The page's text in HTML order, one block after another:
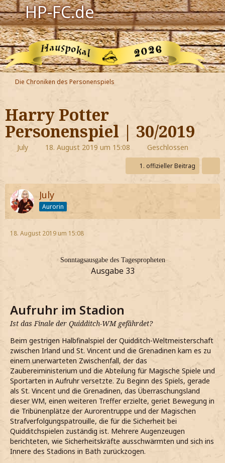
HP-FC.de
Navigation
Harry Potter
Der HP-FC
Hogwarts
Zauberwelt
Willkommen
Jetzt Fanclub-Mitglied werden!
Die Chroniken des Personenspiels
Harry Potter
Personenspiel | 30/2019
July 18. August 2019 um 15:08 Geschlossen
1. offizieller Beitrag
July
Aurorin
18. August 2019 um 15:08
Sonntagsausgabe des Tagespropheten
Ausgabe 33
Aufruhr im Stadion
Ist das Finale der Quidditch-WM gefährdet?
Beim gestrigen Halbfinalspiel der Quidditch-Weltmeisterschaft
zwischen Irland und St. Vincent und die Grenadinen kam es zu
einem unerwarteten Zwischenfall, der das
Zaubereiministerium und die Abteilung für Magische Spiele und
Sportarten in Aufruhr versetzte. Zu Beginn des Spiels, gerade
als St. Vincent und die Grenadinen, das Überraschungsland
dieser WM, einen weiteren Treffer erzielte, geriet Bewegung in
die Tribünenplätze der Aurorentruppe und der Magischen
Strafverfolgungspatrouille, die für die Sicherheit bei
Quidditchspielen zuständig ist. Mehrere Augenzeugen
berichteten, wie Sicherheitskräfte ausschwärmten und sich ins
Innere des Stadions in Bath zurückzogen.